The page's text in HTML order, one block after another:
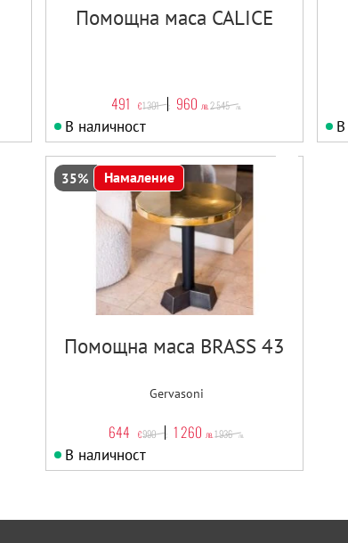
Помощна маса CALICE
491 €1 301 € 960 лв.2 545 лв.
В наличност
35% Намаление
Помощна маса BRASS 43
Gervasoni
644 €990 € 1 260 лв.1 936 лв.
В наличност